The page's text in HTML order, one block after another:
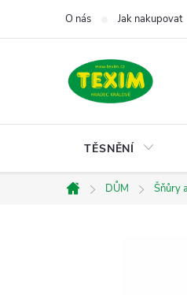
O nás Jak nakupovat
TĚSNĚNÍ
Domů
DŮM Šňůry